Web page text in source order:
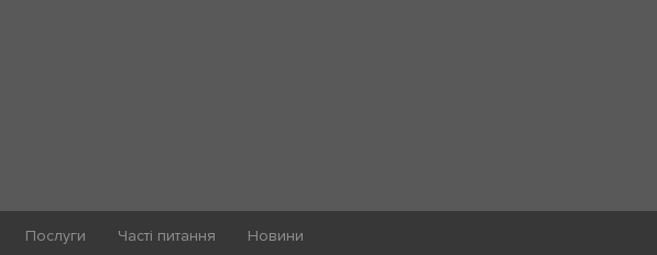
Послуги Часті питання Новини